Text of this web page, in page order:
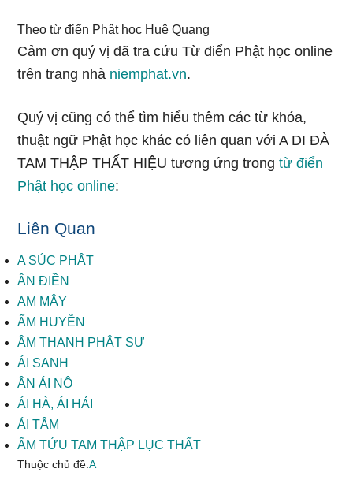
Theo từ điển Phật học Huệ Quang
Cảm ơn quý vị đã tra cứu Từ điển Phật học online
trên trang nhà niemphat.vn.
Quý vị cũng có thể tìm hiểu thêm các từ khóa,
thuật ngữ Phật học khác có liên quan với A DI ĐÀ
TAM THẬP THẤT HIỆU tương ứng trongtừ điển
Phật học online:
Liên Quan
A SÚC PHẬT
ÂN ĐIỀN
AM MÂY
ẤM HUYỄN
ÂM THANH PHẬT SỰ
ÁI SANH
ÂN ÁI NÔ
ÁI HÀ, ÁI HẢI
ÁI TÂM
ẨM TỬU TAM THẬP LỤC THẤT
Thuộc chủ đề:A